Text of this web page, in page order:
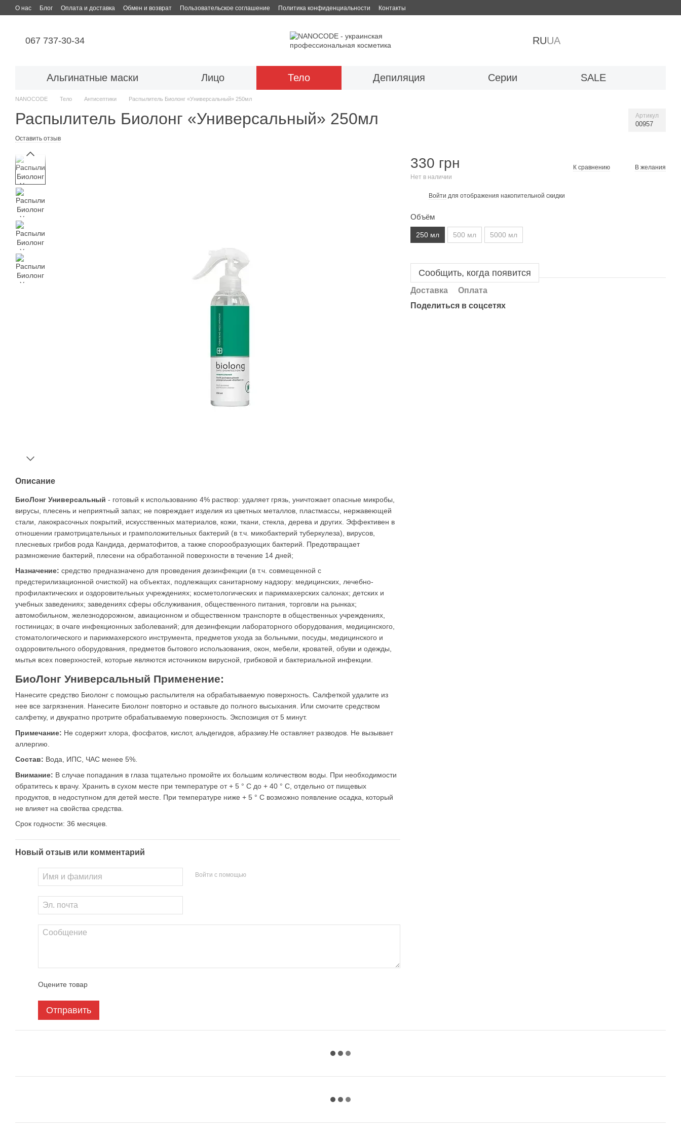
Перейти к основному контенту
О нас Блог Оплата и доставка Обмен и возврат Пользовательское соглашение Политика конфиденциальности Контакты
067 737-30-34 RUUA
Альгинатные маски Лицо Тело Депиляция Серии SALE
NANOCODE Тело Антисептики Распылитель Биолонг «Универсальный» 250мл
Распылитель Биолонг «Универсальный» 250мл Артикул
00957
Оставить отзыв
Описание
БиоЛонг Универсальный - готовый к использованию 4% раствор: удаляет грязь, уничтожает опасные микробы,
вирусы, плесень и неприятный запах; не повреждает изделия из цветных металлов, пластмассы, нержавеющей
стали, лакокрасочных покрытий, искусственных материалов, кожи, ткани, стекла, дерева и других. Эффективен в
отношении грамотрицательных и грамположительных бактерий (в т.ч. микобактерий туберкулеза), вирусов,
плесневых грибов рода Кандида, дерматофитов, а также спорообразующих бактерий. Предотвращает
размножение бактерий, плесени на обработанной поверхности в течение 14 дней;
Назначение: средство предназначено для проведения дезинфекции (в т.ч. совмещенной с
предстерилизационной очисткой) на объектах, подлежащих санитарному надзору: медицинских, лечебно-
профилактических и оздоровительных учреждениях; косметологических и парикмахерских салонах; детских и
учебных заведениях; заведениях сферы обслуживания, общественного питания, торговли на рынках;
автомобильном, железнодорожном, авиационном и общественном транспорте в общественных учреждениях,
гостиницах; в очаге инфекционных заболеваний; для дезинфекции лабораторного оборудования, медицинского,
стоматологического и парикмахерского инструмента, предметов ухода за больными, посуды, медицинского и
оздоровительного оборудования, предметов бытового использования, окон, мебели, кроватей, обуви и одежды,
мытья всех поверхностей, которые являются источником вирусной, грибковой и бактериальной инфекции.
БиоЛонг Универсальный Применение:
Нанесите средство Биолонг с помощью распылителя на обрабатываемую поверхность. Салфеткой удалите из
нее все загрязнения. Нанесите Биолонг повторно и оставьте до полного высыхания. Или смочите средством
салфетку, и двукратно протрите обрабатываемую поверхность. Экспозиция от 5 минут.
Примечание: Не содержит хлора, фосфатов, кислот, альдегидов, абразиву.Не оставляет разводов. Не вызывает
аллергию.
Состав: Вода, ИПС, ЧАС менее 5%.
Внимание: В случае попадания в глаза тщательно промойте их большим количеством воды. При необходимости
обратитесь к врачу. Хранить в сухом месте при температуре от + 5 ° С до + 40 ° С, отдельно от пищевых
продуктов, в недоступном для детей месте. При температуре ниже + 5 ° С возможно появление осадка, который
не влияет на свойства средства.
Срок годности: 36 месяцев.
Новый отзыв или комментарий
Войти с помощью
Оцените товар
Отправить
330 грн
Нет в наличии
К сравнению В желания
Войти для отображения накопительной скидки
Объём
250 мл 500 мл 5000 мл
Сообщить, когда появится
Доставка
Оплата
Поделиться в соцсетях